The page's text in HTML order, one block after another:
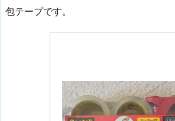
包テープです。